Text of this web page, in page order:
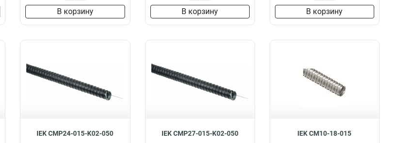
В корзину В корзину В корзину
IEK CMP24-015-K02-050 IEK CMP27-015-K02-050 IEK CM10-18-015